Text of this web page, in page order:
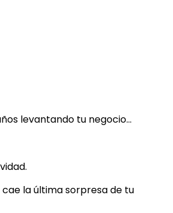
levantando tu negocio…
cae la última sorpresa de tu